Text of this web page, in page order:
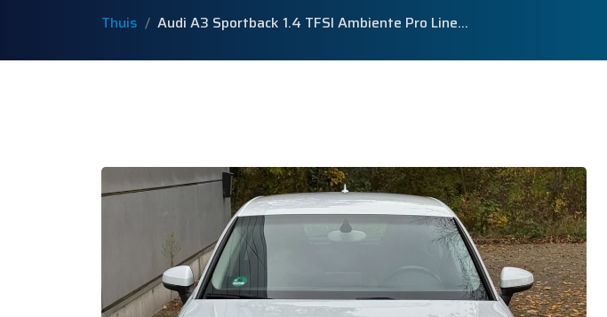
Thuis Audi A3 Sportback 1.4 TFSI Ambiente Pro Line…